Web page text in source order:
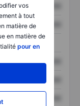
vos
à tout
matière de
en matière de
pour en
XXXXXXX
XXXXXXX